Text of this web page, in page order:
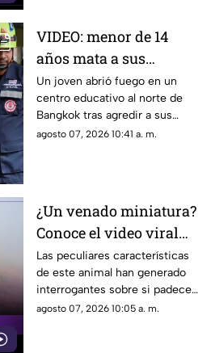
VIDEO: menor de 14
años mata a sus
abuelos y 5 profesores
en tiroteo
Un joven abrió fuego en un
centro educativo al norte de
Bangkok tras agredir a sus
familiares; el incidente dejó
agosto 07, 2026 10:41 a. m.
¿Un venado miniatura?
Conoce el video viral
que causa asombro en
redes sociales
Las peculiares características
de este animal han generado
interrogantes sobre si padece
una malformación congénita.
agosto 07, 2026 10:05 a. m.